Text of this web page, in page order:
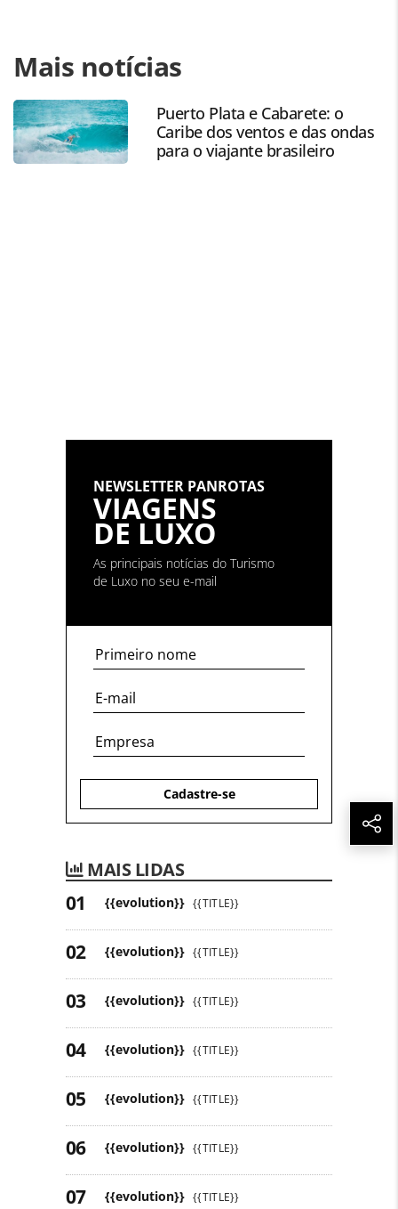
https://www.panrotas.com.br/viagens-de-
luxo/hotelaria/2025/11/blta-anuncia-filiacao-de-tres-novos-
hoteis-e-uma-operadora_223762.html ou as ferramentas
oferecidas na página. Todo o conteúdo produzido pela
PANROTAS Editora é protegido pela legislação brasileira
sobre direito autoral. Não reproduza o conteúdo sem
Mais notícias
Puerto Plata e Cabarete: o
Caribe dos ventos e das ondas
para o viajante brasileiro
NEWSLETTER PANROTAS
VIAGENS
DE LUXO
As principais notícias do Turismo
de Luxo no seu e-mail
Cadastre-se
MAIS LIDAS
{{evolution}} {{TITLE}}
{{evolution}} {{TITLE}}
{{evolution}} {{TITLE}}
{{evolution}} {{TITLE}}
{{evolution}} {{TITLE}}
{{evolution}} {{TITLE}}
{{evolution}} {{TITLE}}